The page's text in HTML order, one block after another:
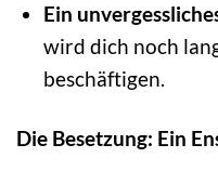
Ein
wird dich noch
beschäftigen.
Die Besetzung: Ein